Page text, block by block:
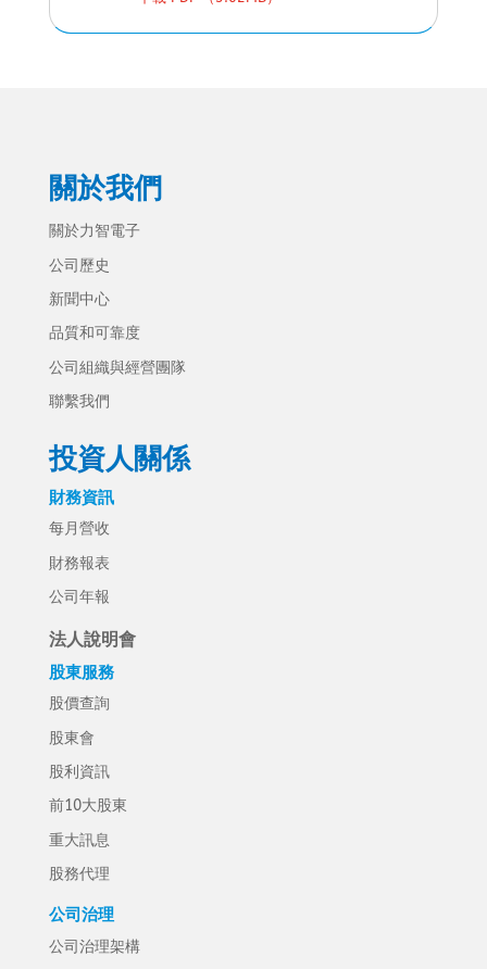
關於我們
關於力智電子
公司歷史
新聞中心
品質和可靠度
公司組織與經營團隊
聯繫我們
投資人關係
財務資訊
每月營收
財務報表
公司年報
法人說明會
股東服務
股價查詢
股東會
股利資訊
前10大股東
重大訊息
股務代理
公司治理
公司治理架構